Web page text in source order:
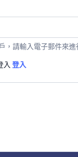
，請輸入電子郵件來進
入 登入